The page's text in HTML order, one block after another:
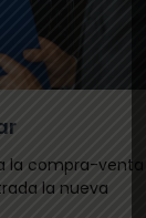
la compra-venta
la nueva